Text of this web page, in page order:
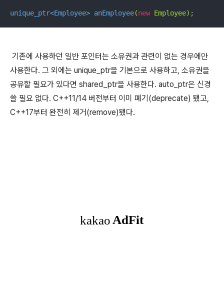
unique_ptr<Employee> anEmployee(new Employee) ;
기존에 사용하던 일반 포인터는 소유권과 관련이 없는 경우에만
사용한다. 그 외에는 unique_ptr을 기본으로 사용하고, 소유권을
공유할 필요가 있다면 shared_ptr을 사용한다. auto_ptr은 신경
쓸 필요 없다. C++11/14 버전부터 이미 폐기(deprecate) 됐고,
C++17부터 완전히 제거(remove)됐다.